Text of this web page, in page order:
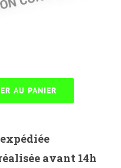
AU PANIER
avant 14h